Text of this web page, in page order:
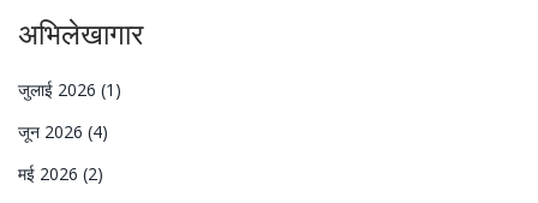
अभिलेखागार
जुलाई 2026 (1)
जून 2026 (4)
मई 2026 (2)